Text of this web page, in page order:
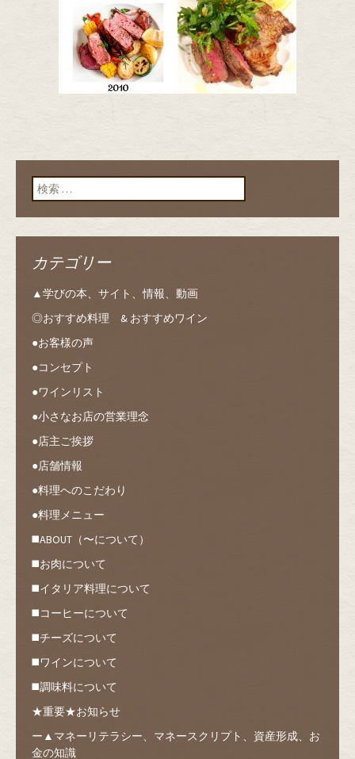
検索:
カテゴリー
▲学びの本、サイト、情報、動画
◎おすすめ料理 & おすすめワイン
●お客様の声
●コンセプト
●ワインリスト
●小さなお店の営業理念
●店主ご挨拶
●店舗情報
●料理へのこだわり
●料理メニュー
◼️ABOUT（〜について）
◼️お肉について
◼️イタリア料理について
◼️コーヒーについて
◼️チーズについて
◼️ワインについて
◼️調味料について
★重要★お知らせ
ー▲マネーリテラシー、マネースクリプト、資産形成、お
金の知識